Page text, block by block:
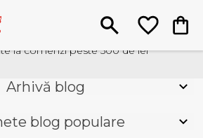
la comenzi peste 500 de lei
Arhivă blog
blog populare